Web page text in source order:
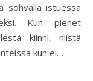
istuessa
Kun pienet
kiinni, niistä
kun ei…